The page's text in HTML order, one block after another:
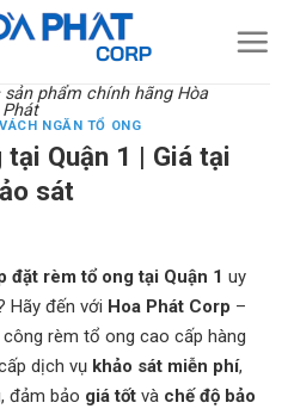
phẩm chính hãng Hòa
Phát
NGĂN TỔ ONG
Quận 1 | Giá tại
sát
đặt rèm tổ ong tại Quận 1 uy
Hãy đến với Hoa Phát Corp –
rèm tổ ong cao cấp hàng
dịch vụ khảo sát miễn phí,
, đảm bảo giá tốt và chế độ bảo